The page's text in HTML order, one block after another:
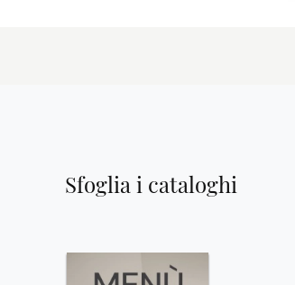
Sfoglia i cataloghi